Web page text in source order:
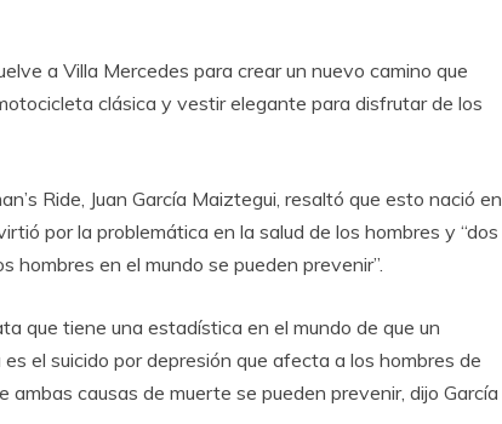
a Villa Mercedes para crear un nuevo camino que
clásica y vestir elegante para disfrutar de los
Ride, Juan García Maiztegui, resaltó que esto nació en
por la problemática en la salud de los hombres y “dos
hombres en el mundo se pueden prevenir”.
que tiene una estadística en el mundo de que un
el suicido por depresión que afecta a los hombres de
causas de muerte se pueden prevenir, dijo García